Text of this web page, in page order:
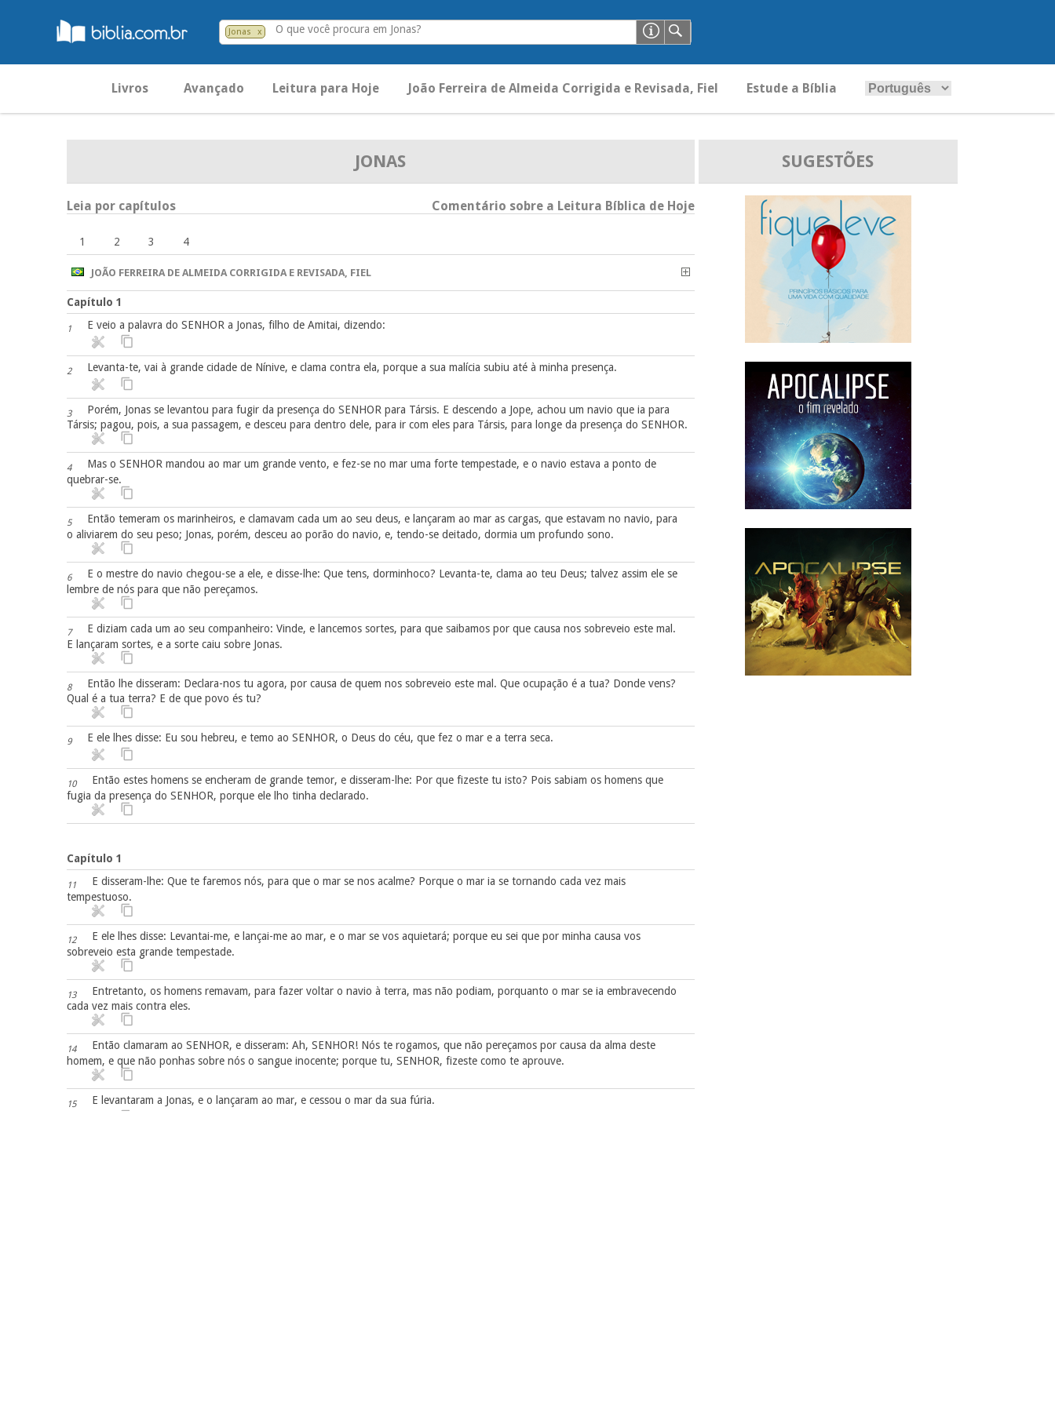
Jonas x O que você procura em Jonas?
Livros Avançado Leitura para Hoje João Ferreira de Almeida Corrigida e Revisada, Fiel Estude a Bíblia
JONAS
Leia por capítulos Comentário sobre a Leitura Bíblica de Hoje
1 2 3 4
JOÃO FERREIRA DE ALMEIDA CORRIGIDA E REVISADA, FIEL
Capítulo 1
1 E veio a palavra do SENHOR a Jonas, filho de Amitai, dizendo:
2 Levanta-te, vai à grande cidade de Nínive, e clama contra ela, porque a sua malícia subiu até à minha presença.
3
Porém, Jonas se levantou para fugir da presença do SENHOR para Társis. E descendo a Jope, achou um navio que ia para
Társis; pagou, pois, a sua passagem, e desceu para dentro dele, para ir com eles para Társis, para longe da presença do SENHOR.
4
Mas o SENHOR mandou ao mar um grande vento, e fez-se no mar uma forte tempestade, e o navio estava a ponto de
quebrar-se.
5
Então temeram os marinheiros, e clamavam cada um ao seu deus, e lançaram ao mar as cargas, que estavam no navio, para
o aliviarem do seu peso; Jonas, porém, desceu ao porão do navio, e, tendo-se deitado, dormia um profundo sono.
6
E o mestre do navio chegou-se a ele, e disse-lhe: Que tens, dorminhoco? Levanta-te, clama ao teu Deus; talvez assim ele se
lembre de nós para que não pereçamos.
7
E diziam cada um ao seu companheiro: Vinde, e lancemos sortes, para que saibamos por que causa nos sobreveio este mal.
E lançaram sortes, e a sorte caiu sobre Jonas.
8
Então lhe disseram: Declara-nos tu agora, por causa de quem nos sobreveio este mal. Que ocupação é a tua? Donde vens?
Qual é a tua terra? E de que povo és tu?
9 E ele lhes disse: Eu sou hebreu, e temo ao SENHOR, o Deus do céu, que fez o mar e a terra seca.
10
Então estes homens se encheram de grande temor, e disseram-lhe: Por que fizeste tu isto? Pois sabiam os homens que
fugia da presença do SENHOR, porque ele lho tinha declarado.
Capítulo 1
11
E disseram-lhe: Que te faremos nós, para que o mar se nos acalme? Porque o mar ia se tornando cada vez mais
tempestuoso.
12
E ele lhes disse: Levantai-me, e lançai-me ao mar, e o mar se vos aquietará; porque eu sei que por minha causa vos
sobreveio esta grande tempestade.
13
Entretanto, os homens remavam, para fazer voltar o navio à terra, mas não podiam, porquanto o mar se ia embravecendo
cada vez mais contra eles.
14
Então clamaram ao SENHOR, e disseram: Ah, SENHOR! Nós te rogamos, que não pereçamos por causa da alma deste
homem, e que não ponhas sobre nós o sangue inocente; porque tu, SENHOR, fizeste como te aprouve.
15 E levantaram a Jonas, e o lançaram ao mar, e cessou o mar da sua fúria.
SUGESTÕES